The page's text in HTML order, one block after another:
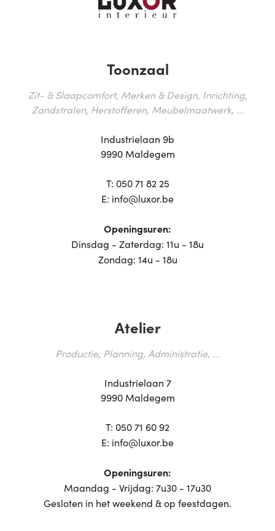
Toonzaal
Zit- & Slaapcomfort, Merken & Design, Inrichting,
Zandstralen, Herstofferen, Meubelmaatwerk, ...
Industrielaan 9b
9990 Maldegem
T: 050 71 82 25
E: info@luxor.be
Openingsuren:
Dinsdag - Zaterdag: 11u - 18u
Zondag: 14u - 18u
Atelier
Productie, Planning, Administratie, ...
Industrielaan 7
9990 Maldegem
T: 050 71 60 92
E: info@luxor.be
Openingsuren:
Maandag - Vrijdag: 7u30 - 17u30
Gesloten in het weekend & op feestdagen.